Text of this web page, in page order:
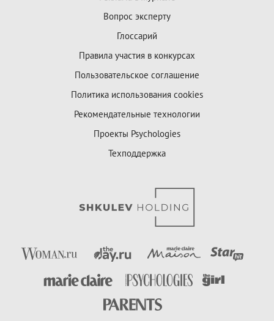
Вопрос эксперту
Глоссарий
Правила участия в конкурсах
Пользовательское соглашение
Политика использования cookies
Рекомендательные технологии
Проекты Psychologies
Техподдержка